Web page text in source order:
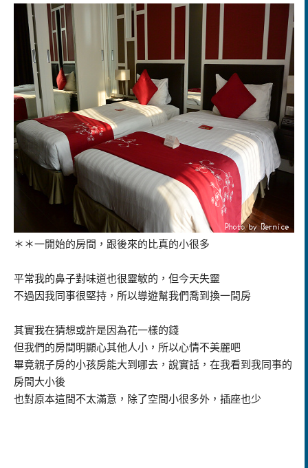
＊＊一開始的房間，跟後來的比真的小很多
平常我的鼻子對味道也很靈敏的，但今天失靈
不過因我同事很堅持，所以導遊幫我們喬到換一間房
其實我在猜想或許是因為花一樣的錢
但我們的房間明顯心其他人小，所以心情不美麗吧
畢竟親子房的小孩房能大到哪去，說實話，在我看到我同事的
房間大小後
也對原本這間不太滿意，除了空間小很多外，插座也少